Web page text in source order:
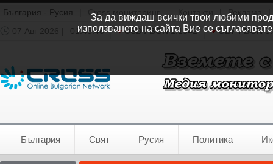
България - Русия Cross мониторинг Реклама
07 Авг 2026 |
01:48:49 USD / BGN1.1542 GBP / BGN
България Свят Русия Политика
За да виждаш всички твои любими
използването на сайта Вие се